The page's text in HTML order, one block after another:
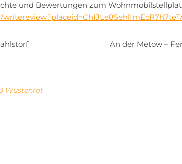
und Bewertungen zum
An der Metow –
Wüstenrot